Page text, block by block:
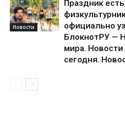
Новости
Праздник
официально
БлокнотРУ —
мира.
сегодня.